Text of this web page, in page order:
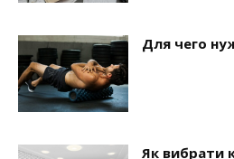
Для чего
Як вибрати